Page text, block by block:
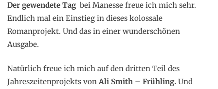
Der gewendete Tag bei Manesse freue ich mich sehr.
Endlich mal ein Einstieg in dieses kolossale
Romanprojekt. Und das in einer wunderschönen
Ausgabe.
Natürlich freue ich mich auf den dritten Teil des
Jahreszeitenprojekts von Ali Smith – Frühling. Und